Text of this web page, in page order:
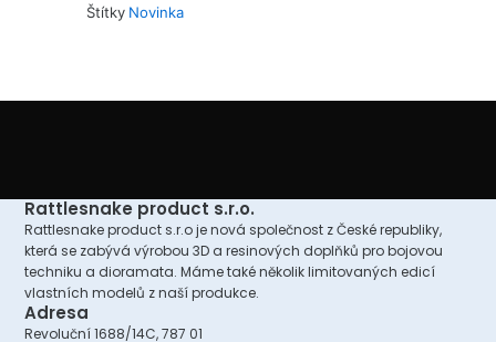
Štítky Novinka
Rattlesnake product s.r.o.
Rattlesnake product s.r.o je nová společnost z České republiky,
která se zabývá výrobou 3D a resinových doplňků pro bojovou
techniku a dioramata. Máme také několik limitovaných edicí
vlastních modelů z naší produkce.
Adresa
Revoluční 1688/14C, 787 01